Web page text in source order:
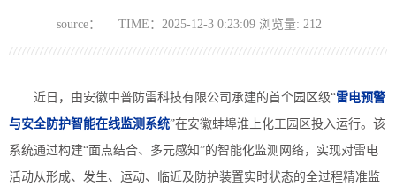
source： TIME：2025-12-3 0:23:09 浏览量: 212
近日，由安徽中普防雷科技有限公司承建的首个园区级“雷电预警
与安全防护智能在线监测系统”在安徽蚌埠淮上化工园区投入运行。该
系统通过构建“面点结合、多元感知”的智能化监测网络，实现对雷电
活动从形成、发生、运动、临近及防护装置实时状态的全过程精准监